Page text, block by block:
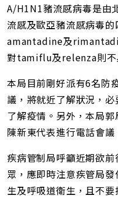
A/H1N1豬流感病毒是由
流感及歐亞豬流感病毒
amantadine及
對tamiflu及relenza則不
本局目前剛好派有6名防
議，將就近了解狀況，
了解疫情。另外，本局
陳新東代表進行電話會
疾病管制局呼籲近期欲
眾，應即時注意疾管局
生及呼吸道衛生，且不